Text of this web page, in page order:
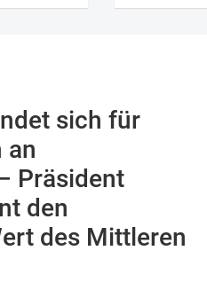
sich für
an
Präsident
den
des Mittleren